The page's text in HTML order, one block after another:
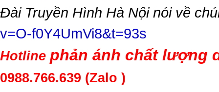
Đài Truyền Hình Hà Nội nói về
v=O-f0Y4UmVi8&t=93s
Hotline phản ánh chất lượng
0988.766.639 (Zalo )